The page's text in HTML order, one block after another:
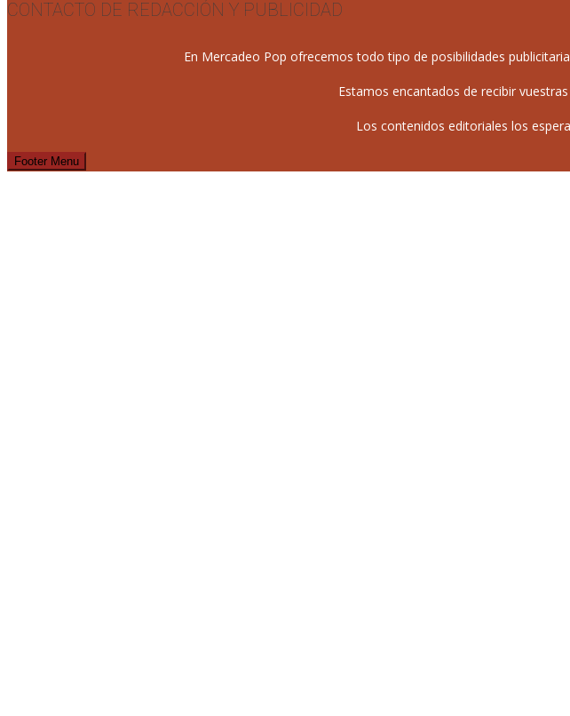
CONTACTO DE REDACCIÓN Y PUBLICIDAD
En Mercadeo Pop ofrecemos todo tipo de posibilidades
Estamos encantados de recibir
Los contenidos editoriales los
Footer Menu